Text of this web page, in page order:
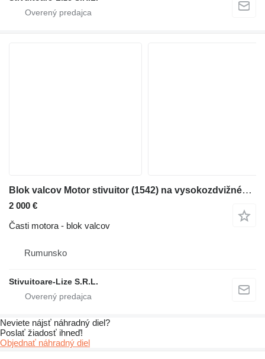
Blok valcov Motor stivuitor (1542) na vysokozdvižného vozíka
2 000 €
Časti motora - blok valcov
Rumunsko
Stivuitoare-Lize S.R.L.
Neviete nájsť náhradný diel?
Poslať žiadosť ihneď!
Objednať náhradný diel